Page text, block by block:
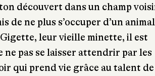
découvert dans un champ
de ne plus s’occuper d’un animal
leur vieille minette, il est
pas se laisser attendrir par les
qui prend vie grâce au talent de